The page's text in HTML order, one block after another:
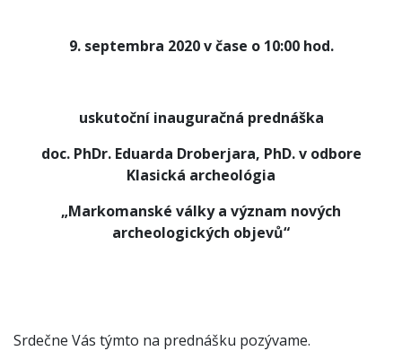
9. septembra 2020 v čase o 10:00 hod.
uskutoční inauguračná prednáška
doc. PhDr. Eduarda Droberjara, PhD. v odbore
Klasická archeológia
„Markomanské války a význam nových
archeologických objevů“
Srdečne Vás týmto na prednášku pozývame.